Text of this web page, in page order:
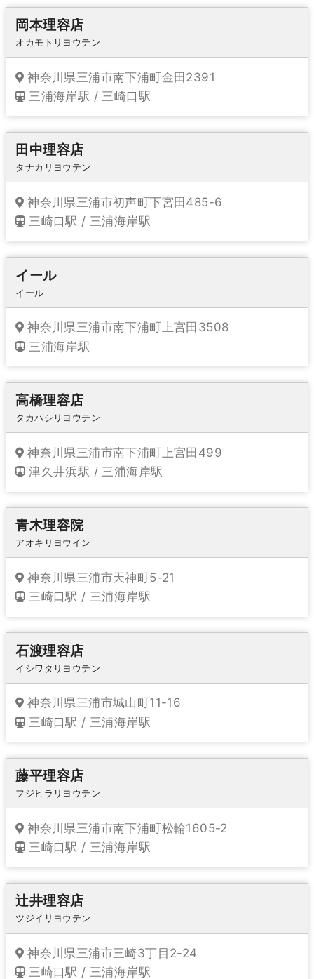
岡本理容店
オカモトリヨウテン
神奈川県三浦市南下浦町金田2391
三浦海岸駅 / 三崎口駅
田中理容店
タナカリヨウテン
神奈川県三浦市初声町下宮田485-6
三崎口駅 / 三浦海岸駅
イール
イール
神奈川県三浦市南下浦町上宮田3508
三浦海岸駅
高橋理容店
タカハシリヨウテン
神奈川県三浦市南下浦町上宮田499
津久井浜駅 / 三浦海岸駅
青木理容院
アオキリヨウイン
神奈川県三浦市天神町5-21
三崎口駅 / 三浦海岸駅
石渡理容店
イシワタリヨウテン
神奈川県三浦市城山町11-16
三崎口駅 / 三浦海岸駅
藤平理容店
フジヒラリヨウテン
神奈川県三浦市南下浦町松輪1605-2
三崎口駅 / 三浦海岸駅
辻井理容店
ツジイリヨウテン
神奈川県三浦市三崎3丁目2-24
三崎口駅 / 三浦海岸駅